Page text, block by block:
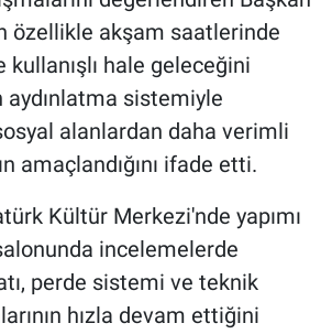
özellikle akşam saatlerinde
kullanışlı hale geleceğini
sistemiyle
alanlardan daha verimli
amaçlandığını ifade etti.
Kültür Merkezi'nde yapımı
incelemelerde
perde sistemi ve teknik
hızla devam ettiğini